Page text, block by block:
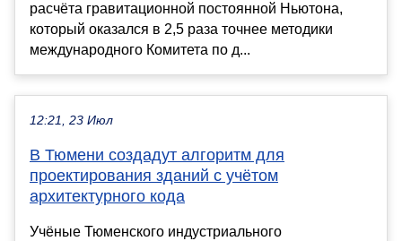
расчёта гравитационной постоянной Ньютона,
который оказался в 2,5 раза точнее методики
международного Комитета по д...
12:21, 23 Июл
В Тюмени создадут алгоритм для
проектирования зданий с учётом
архитектурного кода
Учёные Тюменского индустриального